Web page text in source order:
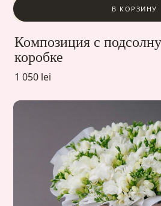
В КОРЗИНУ
Композиция с
коробке
1 050 lei